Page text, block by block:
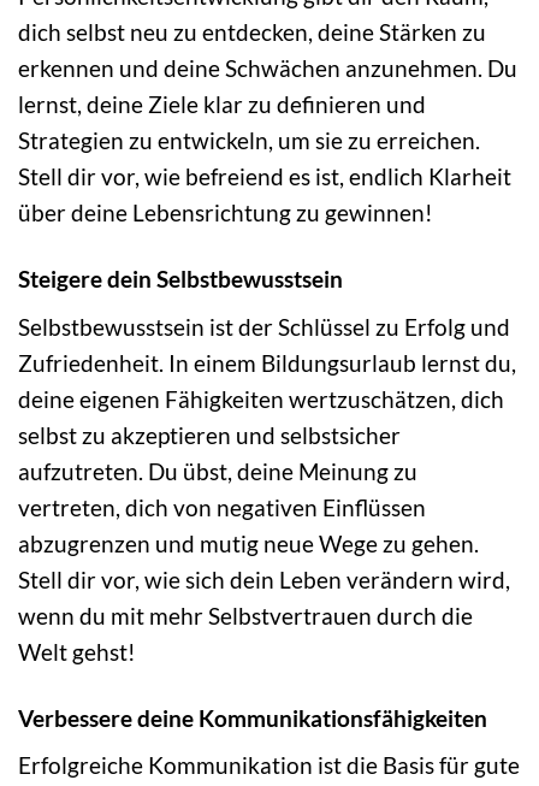
dich selbst neu zu entdecken, deine Stärken zu
erkennen und deine Schwächen anzunehmen. Du
lernst, deine Ziele klar zu definieren und
Strategien zu entwickeln, um sie zu erreichen.
Stell dir vor, wie befreiend es ist, endlich Klarheit
über deine Lebensrichtung zu gewinnen!
Steigere dein Selbstbewusstsein
Selbstbewusstsein ist der Schlüssel zu Erfolg und
Zufriedenheit. In einem Bildungsurlaub lernst du,
deine eigenen Fähigkeiten wertzuschätzen, dich
selbst zu akzeptieren und selbstsicher
aufzutreten. Du übst, deine Meinung zu
vertreten, dich von negativen Einflüssen
abzugrenzen und mutig neue Wege zu gehen.
Stell dir vor, wie sich dein Leben verändern wird,
wenn du mit mehr Selbstvertrauen durch die
Welt gehst!
Verbessere deine Kommunikationsfähigkeiten
Erfolgreiche Kommunikation ist die Basis für gute